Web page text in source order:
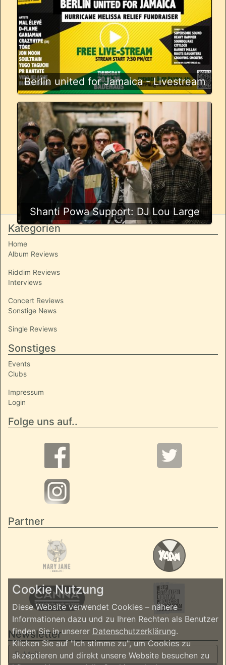
Berlin united for Jamaica - Livestream
Shanti Powa Support: DJ Lou Large
Kategorien
Home
Album Reviews
Riddim Reviews
Interviews
Concert Reviews
Sonstige News
Single Reviews
Sonstiges
Events
Clubs
Impressum
Login
Folge uns auf..
Partner
Newsletter
Cookie Nutzung
Diese Website verwendet Cookies – nähere
Informationen dazu und zu Ihren Rechten als Benutzer
finden Sie in unserer Datenschutzerklärung.
Klicken Sie auf "Ich stimme zu", um Cookies zu
akzeptieren und direkt unsere Website besuchen zu